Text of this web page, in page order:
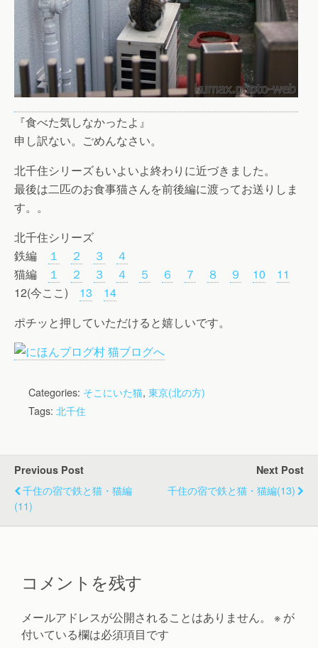
『食べた気しなかったよ』
申し訳ない。ごめんなさい。
北千住シリーズもいよいよ終わりに近づきました。
最後は二匹のお食事猫さんを前後編に渡ってお送りしま
す。。
北千住シリーズ
鉄編
１ ２ ３
４
猫編
１ ２ ３ ４ ５ ６ ７ ８ ９ 10
11
12(今ここ) 13
14
ポチッと押していただけると嬉しいです。
Categories: そこにいた猫, 東京(北の方)
Tags: 北千住
Previous Post
千住の宿で鉄と猫・猫編
(11)
Next Post
千住の宿で鉄と猫・猫編(13)
コメントを残す
メールアドレスが公開されることはありません。 ※ が
付いている欄は必須項目です